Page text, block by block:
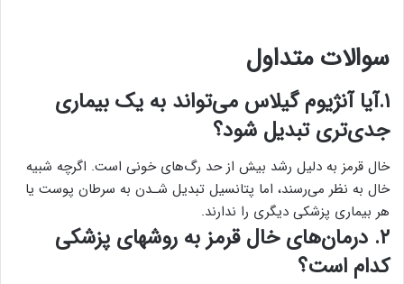
سوالات متداول
۱.آیا آنژیوم گیلاس می‌تواند به یک بیماری
جدی‌تری تبدیل شود؟
خال قرمز به دلیل رشد بیش از حد رگ‌های خونی است. اگرچه شبیه
خال به نظر ‌می‌رسند، اما پتانسیل تبدیل شـدن به سرطان پوست یا
هر بیماری پزشکی دیگری را ندارند.
۲. درمان‌های خال قرمز به روشهای پزشکی
کدام است؟